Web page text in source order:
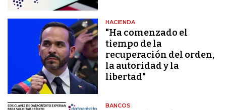
HACIENDA
"Ha comenzado el
tiempo de la
recuperación del orden,
la autoridad y la
libertad"
BANCOS